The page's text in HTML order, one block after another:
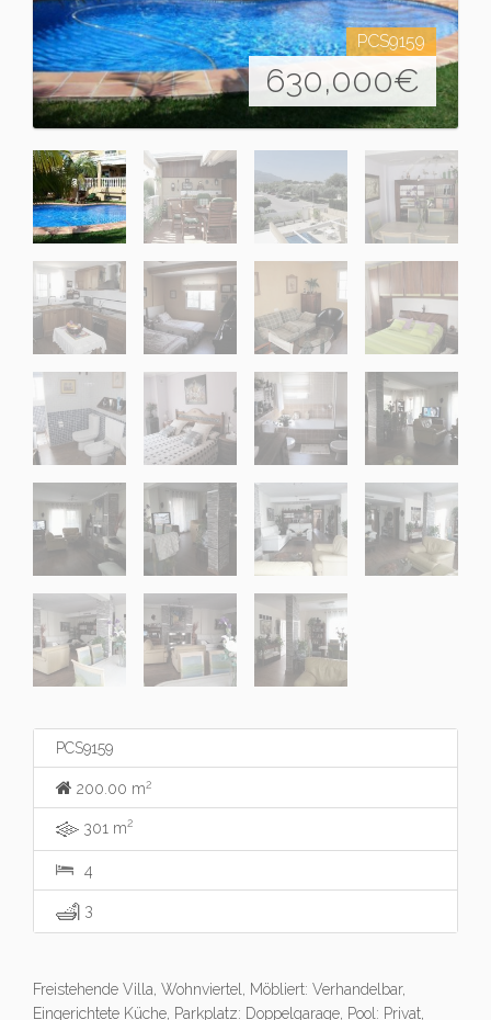
PCS9159
630,000€
PCS9159
200.00 m2
301 m2
4
3
Freistehende Villa, Wohnviertel, Möbliert: Verhandelbar,
Eingerichtete Küche, Parkplatz: Doppelgarage, Pool: Privat,